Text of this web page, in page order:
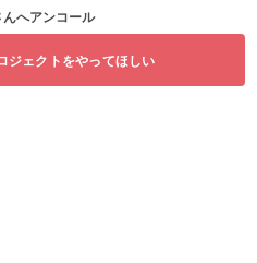
んへアンコール
ジェクトをやってほしい